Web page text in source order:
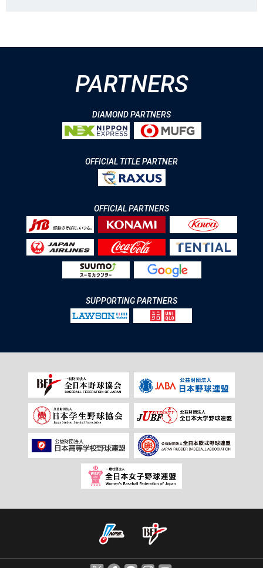
PARTNERS
DIAMOND PARTNERS
OFFICIAL TITLE PARTNER
OFFICIAL PARTNERS
SUPPORTING PARTNERS